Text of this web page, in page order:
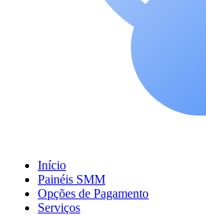
Início
Painéis SMM
Opções de Pagamento
Serviços